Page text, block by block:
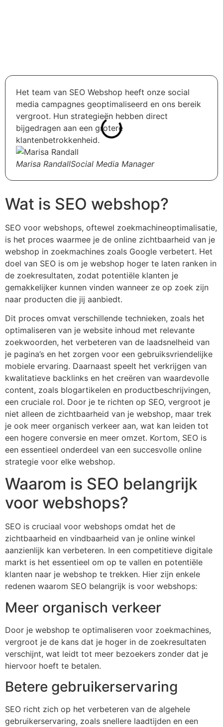
Het team van SEO Webshop heeft onze social
media campagnes geoptimaliseerd en ons bereik
vergroot. Hun strategieën hebben direct
bijgedragen aan een grotere
klantenbetrokkenheid.
Marisa RandallSocial Media Manager
Wat is SEO webshop?
SEO voor webshops, oftewel zoekmachineoptimalisatie,
is het proces waarmee je de online zichtbaarheid van je
webshop in zoekmachines zoals Google verbetert. Het
doel van SEO is om je webshop hoger te laten ranken in
de zoekresultaten, zodat potentiële klanten je
gemakkelijker kunnen vinden wanneer ze op zoek zijn
naar producten die jij aanbiedt.
Dit proces omvat verschillende technieken, zoals het
optimaliseren van je website inhoud met relevante
zoekwoorden, het verbeteren van de laadsnelheid van
je pagina’s en het zorgen voor een gebruiksvriendelijke
mobiele ervaring. Daarnaast speelt het verkrijgen van
kwalitatieve backlinks en het creëren van waardevolle
content, zoals blogartikelen en productbeschrijvingen,
een cruciale rol. Door je te richten op SEO, vergroot je
niet alleen de zichtbaarheid van je webshop, maar trek
je ook meer organisch verkeer aan, wat kan leiden tot
een hogere conversie en meer omzet. Kortom, SEO is
een essentieel onderdeel van een succesvolle online
strategie voor elke webshop.
Waarom is SEO belangrijk
voor webshops?
SEO is cruciaal voor webshops omdat het de
zichtbaarheid en vindbaarheid van je online winkel
aanzienlijk kan verbeteren. In een competitieve digitale
markt is het essentieel om op te vallen en potentiële
klanten naar je webshop te trekken. Hier zijn enkele
redenen waarom SEO belangrijk is voor webshops:
Meer organisch verkeer
Door je webshop te optimaliseren voor zoekmachines,
vergroot je de kans dat je hoger in de zoekresultaten
verschijnt, wat leidt tot meer bezoekers zonder dat je
hiervoor hoeft te betalen.
Betere gebruikerservaring
SEO richt zich op het verbeteren van de algehele
gebruikerservaring, zoals snellere laadtijden en een